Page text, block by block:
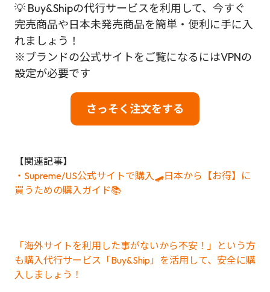
💡 Buy&Shipの代行サービスを利用して、今すぐ
完売商品や日本未発売商品を簡単・便利に手に入
れましょう！
※ブランドの公式サイトをご覧になるにはVPNの
設定が必要です
さっそく注文をする
【関連記事】
・Supreme/US公式サイトで購入🛹日本から【お得】に
買うための購入ガイド📚
「海外サイトを利用した事がないから不安！」という方
も購入代行サービス「Buy&Ship」を活用して、安全に購
入しましょう！